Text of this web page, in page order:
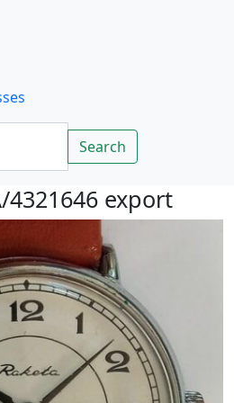
Rechercher
Search
4321646 export